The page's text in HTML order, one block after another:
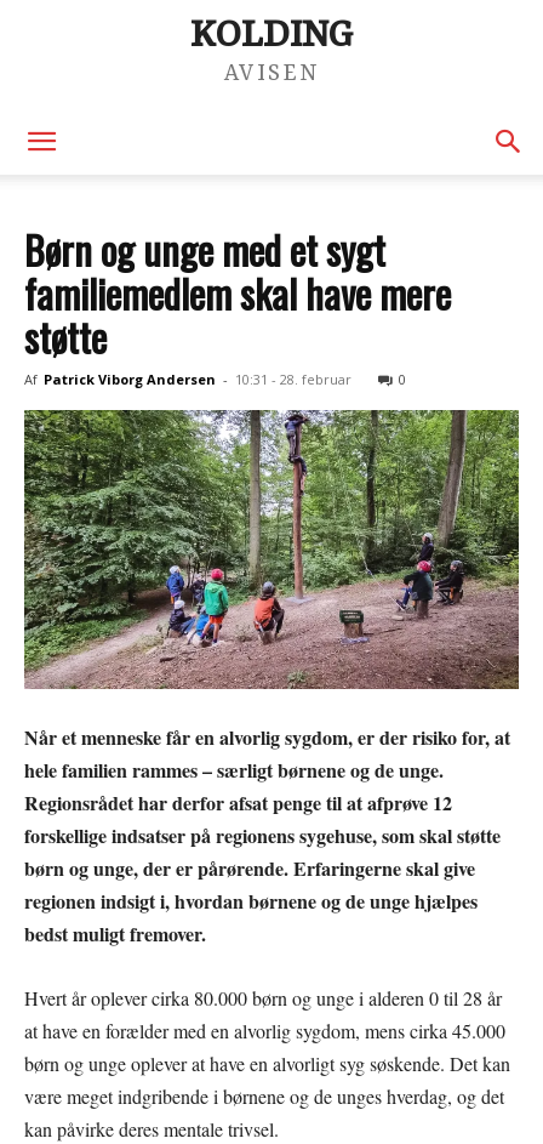
KOLDING
AVISEN
Børn og unge med et sygt
familiemedlem skal have mere
støtte
Af Patrick Viborg Andersen - 10:31 - 28. februar 0
Når et menneske får en alvorlig sygdom, er der risiko for, at
hele familien rammes – særligt børnene og de unge.
Regionsrådet har derfor afsat penge til at afprøve 12
forskellige indsatser på regionens sygehuse, som skal støtte
børn og unge, der er pårørende. Erfaringerne skal give
regionen indsigt i, hvordan børnene og de unge hjælpes
bedst muligt fremover.
Hvert år oplever cirka 80.000 børn og unge i alderen 0 til 28 år
at have en forælder med en alvorlig sygdom, mens cirka 45.000
børn og unge oplever at have en alvorligt syg søskende. Det kan
være meget indgribende i børnene og de unges hverdag, og det
kan påvirke deres mentale trivsel.